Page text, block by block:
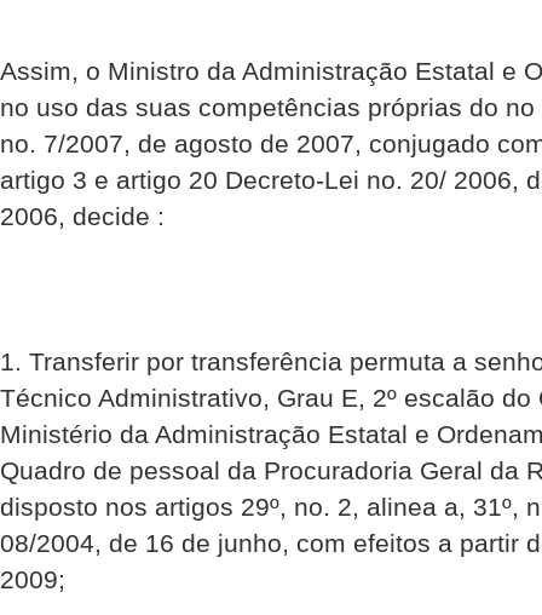
Assim, o Ministro da Administração Estatal e
no uso das suas competências próprias do
no. 7/2007, de agosto de 2007, conjugado
artigo 3 e artigo 20 Decreto-Lei no. 20/ 2006,
2006, decide :
1. Transferir por transferência permuta a
Técnico Administrativo, Grau E, 2º escalão
Ministério da Administração Estatal e
Quadro de pessoal da Procuradoria Geral da
disposto nos artigos 29º, no. 2, alinea a, 31º,
08/2004, de 16 de junho, com efeitos a partir
2009;